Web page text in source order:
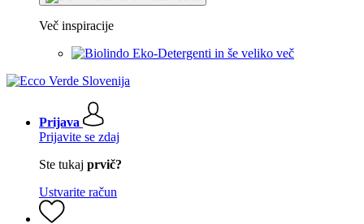
Več inspiracije
Eko-Detergenti in še veliko več
Prijava
Prijavite se zdaj
Ste tukaj prvič?
Ustvarite račun